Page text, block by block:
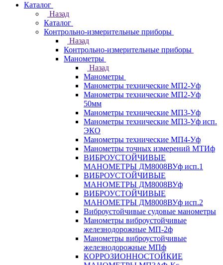
Каталог
Назад
Каталог
Контрольно-измерительные приборы
Назад
Контрольно-измерительные приборы
Манометры
Назад
Манометры
Манометры технические МП2-Уф
Манометры технические МП2-Уф
50мм
Манометры технические МП3-Уф
Манометры технические МП3-Уф исп.
ЭКО
Манометры технические МП4-Уф
Манометры точных измерений МТИф
ВИБРОУСТОЙЧИВЫЕ
МАНОМЕТРЫ ДМ8008ВУф исп.1
ВИБРОУСТОЙЧИВЫЕ
МАНОМЕТРЫ ДМ8008ВУф
ВИБРОУСТОЙЧИВЫЕ
МАНОМЕТРЫ ДМ8008ВУф исп.2
Виброустойчивые судовые манометры
Манометры виброустойчивые
железнодорожные МП-2ф
Манометры виброустойчивые
железнодорожные МПф
КОРРОЗИОННОСТОЙКИЕ